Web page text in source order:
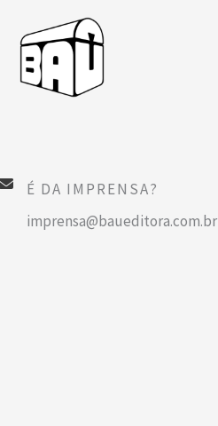
para
conteúdo
É DA IMPRENSA?​
imprensa@baueditora.com.br